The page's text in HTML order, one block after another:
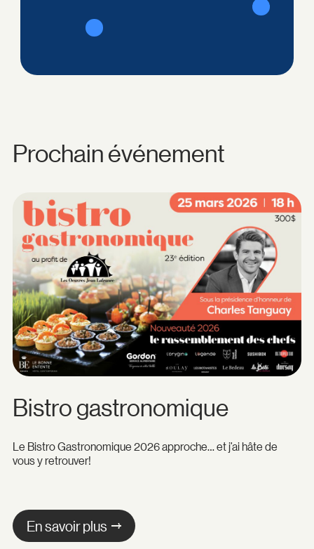
Prochain événement
Bistro gastronomique
Le Bistro Gastronomique 2026 approche… et j’ai hâte de
vous y retrouver!
En savoir plus